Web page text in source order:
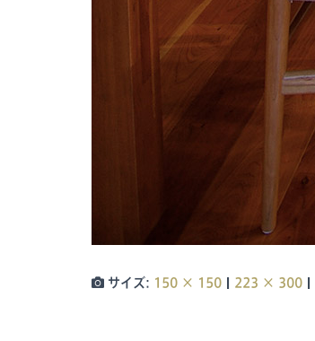
サイズ: 150 × 150 | 223 × 300 |